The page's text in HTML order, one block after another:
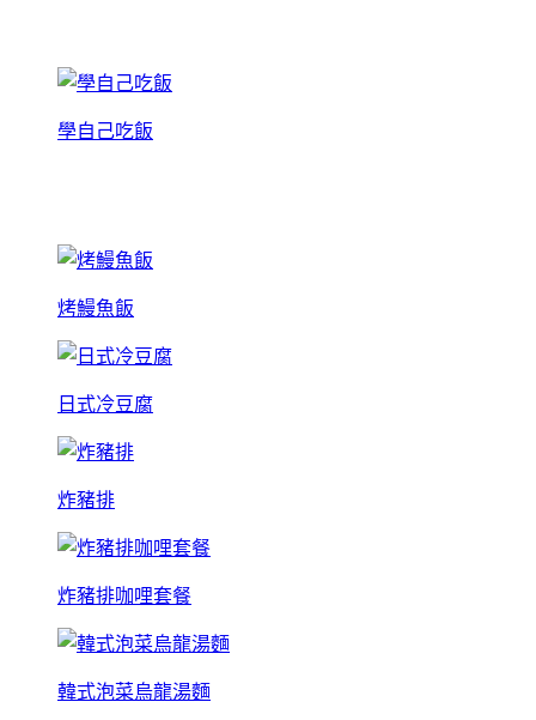
學自己吃飯
烤鰻魚飯
日式冷豆腐
炸豬排
炸豬排咖哩套餐
韓式泡菜烏龍湯麵